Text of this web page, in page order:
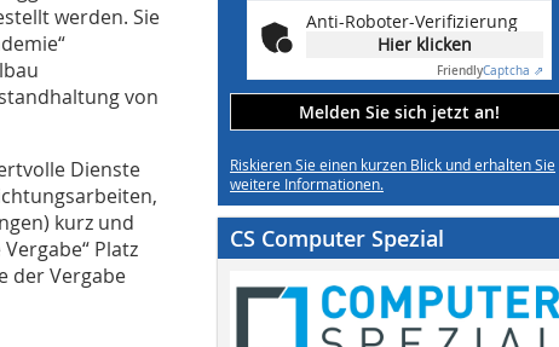
werden. Sie
von
Dienste
kurz und
Platz
der Vergabe
Anti-Roboter-Verifizierung
Hier klicken
FriendlyCaptcha ⇗
Melden Sie sich jetzt an!
Riskieren Sie einen kurzen Blick und erhalten Sie
weitere Informationen.
CS Computer Spezial